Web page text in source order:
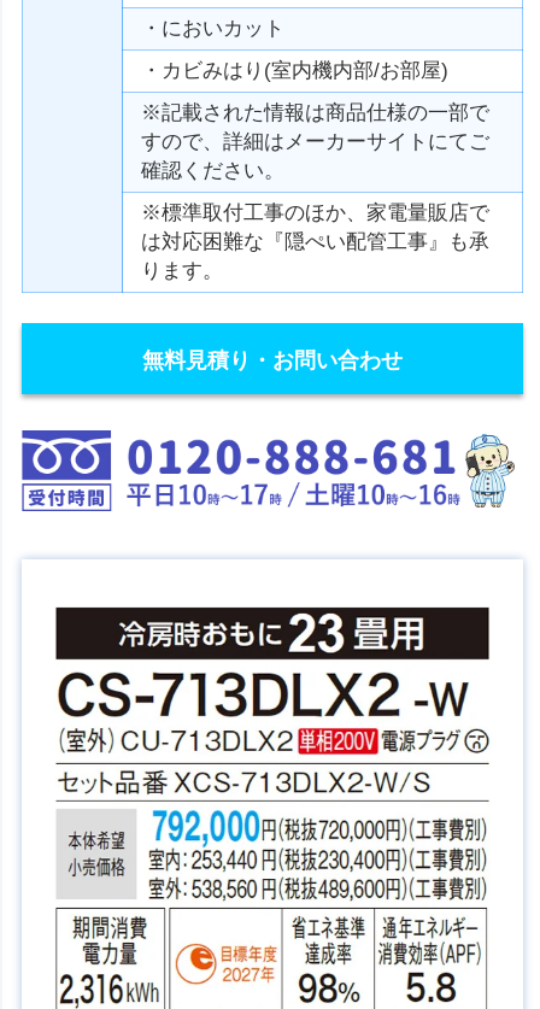
・においカット
・カビみはり(室内機内部/お部屋)
※記載された情報は商品仕様の一部で
すので、詳細はメーカーサイトにてご
確認ください。
※標準取付工事のほか、家電量販店で
は対応困難な『隠ぺい配管工事』も承
ります。
無料見積り・お問い合わせ